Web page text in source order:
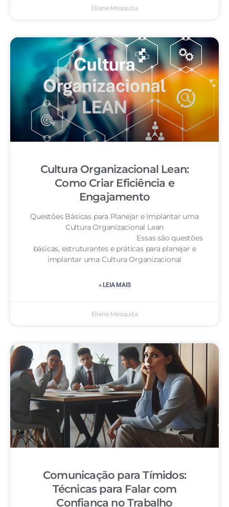
Eliane Mesquita
Cultura Organizacional Lean:
Como Criar Eficiência e
Engajamento
Questões Básicas para Planejar e Implantar uma
Cultura Organizacional Lean
Essas são questões
básicas, estruturantes e práticas para planejar e
implantar uma Cultura Organizacional
» LEIA MAIS
Eliane Mesquita
Comunicação para Tímidos:
Técnicas para Falar com
Confiança no Trabalho